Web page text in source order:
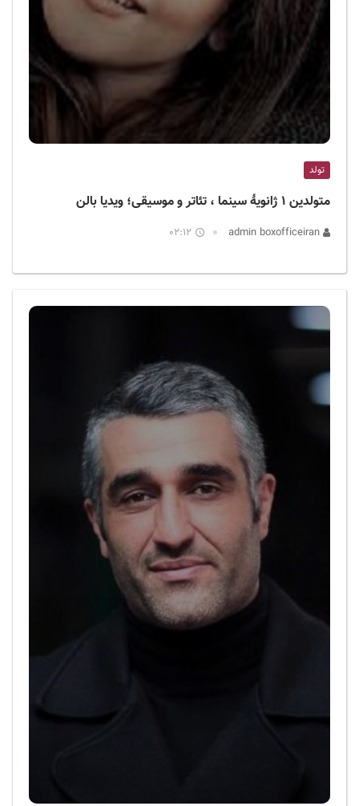
تولد
متولدین ۱ ژانویهٔ سینما ، تئاتر و موسیقی؛ ویدیا بالن
02:12